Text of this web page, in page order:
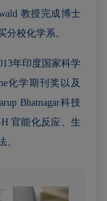
教授完成博士
分校化学系。
年印度国家科学
化学期刊奖以及
Bhatnagar科技
官能化反应、生
。